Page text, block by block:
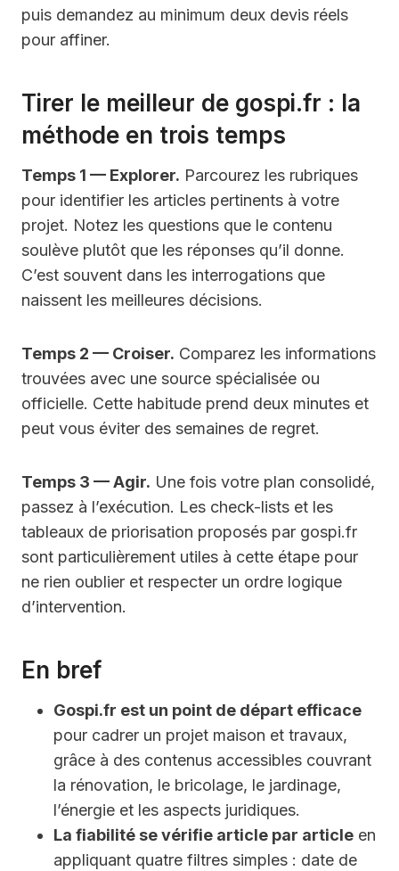
puis demandez au minimum deux devis réels
pour affiner.
Tirer le meilleur de gospi.fr : la
méthode en trois temps
Temps 1 — Explorer. Parcourez les rubriques
pour identifier les articles pertinents à votre
projet. Notez les questions que le contenu
soulève plutôt que les réponses qu’il donne.
C’est souvent dans les interrogations que
naissent les meilleures décisions.
Temps 2 — Croiser. Comparez les informations
trouvées avec une source spécialisée ou
officielle. Cette habitude prend deux minutes et
peut vous éviter des semaines de regret.
Temps 3 — Agir. Une fois votre plan consolidé,
passez à l’exécution. Les check-lists et les
tableaux de priorisation proposés par gospi.fr
sont particulièrement utiles à cette étape pour
ne rien oublier et respecter un ordre logique
d’intervention.
En bref
Gospi.fr est un point de départ efficace
pour cadrer un projet maison et travaux,
grâce à des contenus accessibles couvrant
la rénovation, le bricolage, le jardinage,
l’énergie et les aspects juridiques.
La fiabilité se vérifie article par article en
appliquant quatre filtres simples : date de